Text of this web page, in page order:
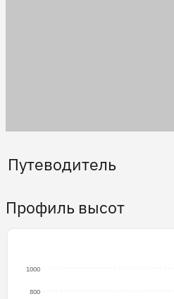
Путеводитель
Профиль высот
800
1000